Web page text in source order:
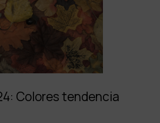
Colores tendencia